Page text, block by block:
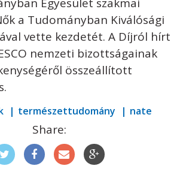
a Tudományban Kiválósági
vette kezdetét. A Díjról hírt
nemzeti bizottságainak
összeállított
természettudomány nate
Share: